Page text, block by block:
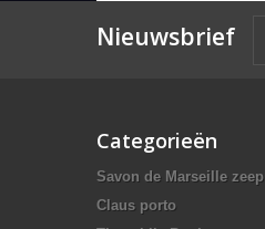
Nieuwsbrief
Categorieën
Savon de Marseille zeep
Claus porto